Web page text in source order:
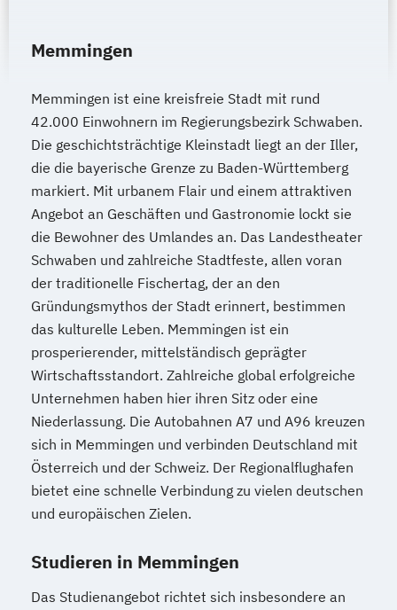
Memmingen
Memmingen ist eine kreisfreie Stadt mit rund
42.000 Einwohnern im Regierungsbezirk Schwaben.
Die geschichtsträchtige Kleinstadt liegt an der Iller,
die die bayerische Grenze zu Baden-Württemberg
markiert. Mit urbanem Flair und einem attraktiven
Angebot an Geschäften und Gastronomie lockt sie
die Bewohner des Umlandes an. Das Landestheater
Schwaben und zahlreiche Stadtfeste, allen voran
der traditionelle Fischertag, der an den
Gründungsmythos der Stadt erinnert, bestimmen
das kulturelle Leben. Memmingen ist ein
prosperierender, mittelständisch geprägter
Wirtschaftsstandort. Zahlreiche global erfolgreiche
Unternehmen haben hier ihren Sitz oder eine
Niederlassung. Die Autobahnen A7 und A96 kreuzen
sich in Memmingen und verbinden Deutschland mit
Österreich und der Schweiz. Der Regionalflughafen
bietet eine schnelle Verbindung zu vielen deutschen
und europäischen Zielen.
Studieren in Memmingen
Das Studienangebot richtet sich insbesondere an